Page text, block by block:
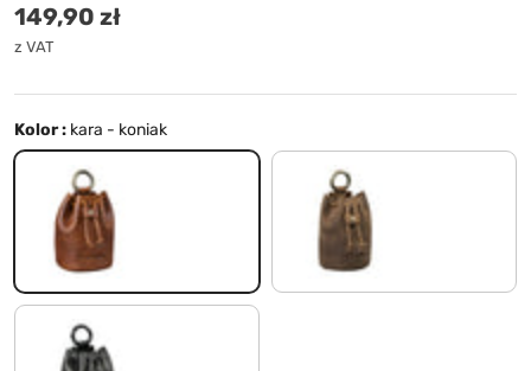
Cena standardowa
149,90 zł
z VAT
Kolor : kara - koniak
kara - koniak średni brąz